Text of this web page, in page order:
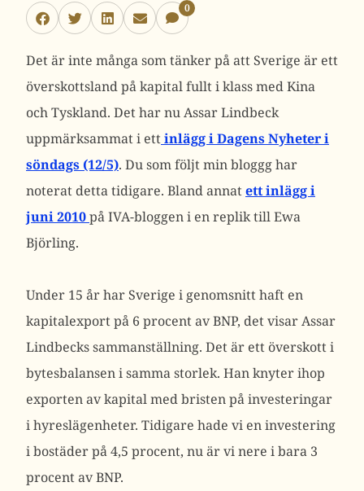
0
Det är inte många som tänker på att Sverige är ett
överskottsland på kapital fullt i klass med Kina
och Tyskland. Det har nu Assar Lindbeck
uppmärksammat i ettinlägg i Dagens Nyheter i
söndags (12/5). Du som följt min bloggg har
noterat detta tidigare. Bland annatett inlägg i
juni 2010på IVA-bloggen i en replik till Ewa
Björling.
Under 15 år har Sverige i genomsnitt haft en
kapitalexport på 6 procent av BNP, det visar Assar
Lindbecks sammanställning. Det är ett överskott i
bytesbalansen i samma storlek. Han knyter ihop
exporten av kapital med bristen på investeringar
i hyreslägenheter. Tidigare hade vi en investering
i bostäder på 4,5 procent, nu är vi nere i bara 3
procent av BNP.